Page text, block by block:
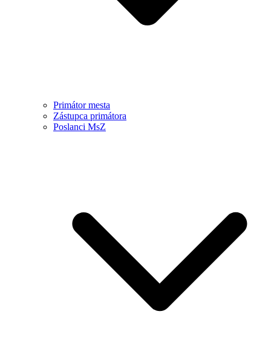
Primátor mesta
Zástupca primátora
Poslanci MsZ